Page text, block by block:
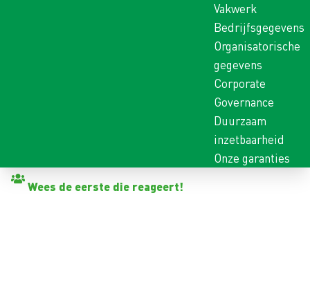
Vakwerk
Bedrijfsgegevens
Organisatorische
gegevens
Corporate
Governance
Duurzaam
inzetbaarheid
Onze garanties
Wees de eerste die reageert!